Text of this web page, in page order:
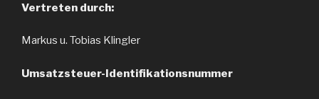
Vertreten durch:
Markus u. Tobias Klingler
Umsatzsteuer-Identifikationsnummer